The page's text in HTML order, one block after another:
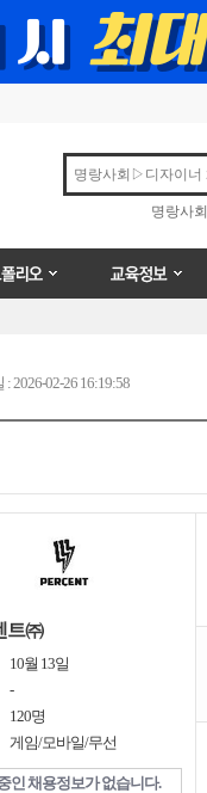
명랑사회
2026-02-26 16:19:58
트㈜
10월 13일
-
120명
게임/모바일/무선
인 채용정보가 없습니다.